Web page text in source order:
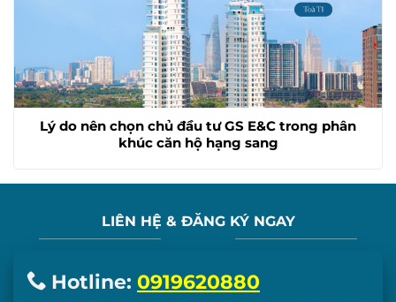
Lý do nên chọn chủ đầu tư GS E&C trong phân
khúc căn hộ hạng sang
LIÊN HỆ & ĐĂNG KÝ NGAY
Hotline: 0919620880